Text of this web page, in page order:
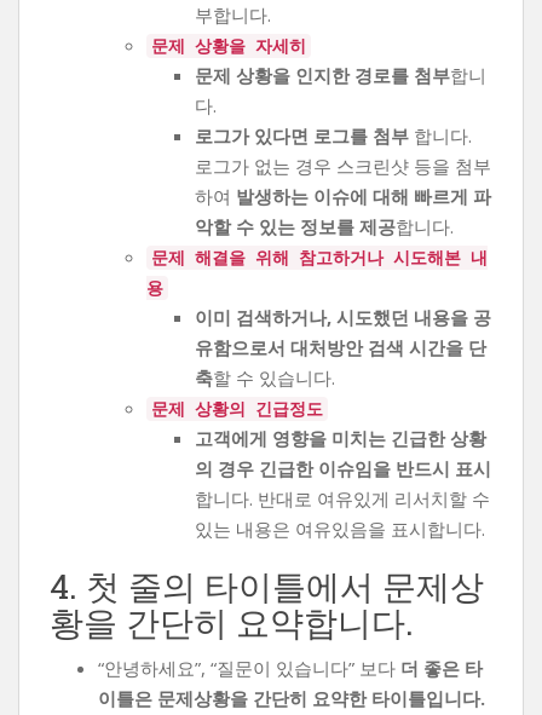
부합니다.
문제 상황을 자세히
문제 상황을 인지한 경로를 첨부합니
다.
로그가 있다면 로그를 첨부 합니다.
로그가 없는 경우 스크린샷 등을 첨부
하여 발생하는 이슈에 대해 빠르게 파
악할 수 있는 정보를 제공합니다.
문제 해결을 위해 참고하거나 시도해본 내
용
이미 검색하거나, 시도했던 내용을 공
유함으로서 대처방안 검색 시간을 단
축할 수 있습니다.
문제 상황의 긴급정도
고객에게 영향을 미치는 긴급한 상황
의 경우 긴급한 이슈임을 반드시 표시
합니다. 반대로 여유있게 리서치할 수
있는 내용은 여유있음을 표시합니다.
4. 첫 줄의 타이틀에서 문제상
황을 간단히 요약합니다.
“안녕하세요”, “질문이 있습니다” 보다 더 좋은 타
이틀은 문제상황을 간단히 요약한 타이틀입니다.